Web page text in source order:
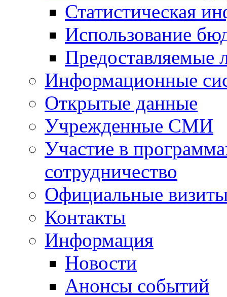
Статистическая
Использование
Предоставляемые
Информационные
Открытые данные
Учрежденные СМИ
Участие в
сотрудничество
Официальные
Контакты
Информация
Новости
Анонсы событий